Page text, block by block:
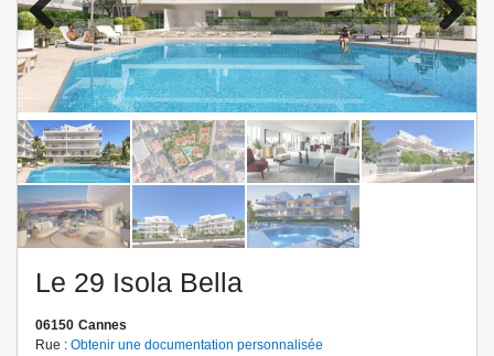
Previo
us
Next
Le 29 Isola Bella
06150 Cannes
Rue : Obtenir une documentation personnalisée